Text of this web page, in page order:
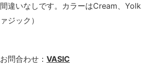
間違いなしです。カラーはCream、
ァジック）
お問合わせ： VASIC